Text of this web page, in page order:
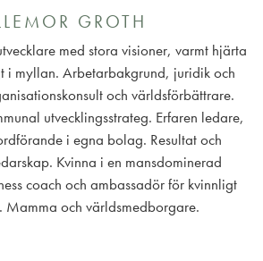
GROTH
med stora visioner, varmt hjärta
i myllan. Arbetarbakgrund, juridik och
och världsförbättrare.
utvecklingsstrateg. Erfaren ledare,
i egna bolag. Resultat och
Kvinna i en mansdominerad
coach och ambassadör för kvinnligt
Mamma och världsmedborgare.